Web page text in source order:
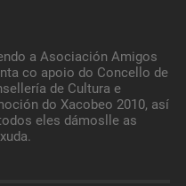
a Asociación Amigos
co apoio do Concello de
de Cultura e
do Xacobeo 2010, así
eles dámoslle as